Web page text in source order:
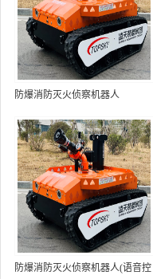
防爆消防灭火侦察机器人
防爆消防灭火侦察机器人(语音控